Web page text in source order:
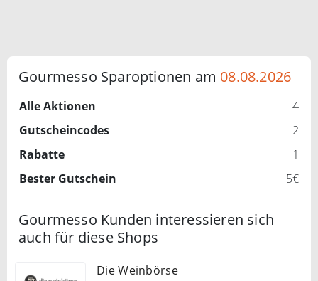
Gourmesso Sparoptionen am 08.08.2026
Alle Aktionen
4
Gutscheincodes
2
Rabatte
1
Bester Gutschein
5€
Gourmesso Kunden interessieren sich
auch für diese Shops
Die Weinbörse